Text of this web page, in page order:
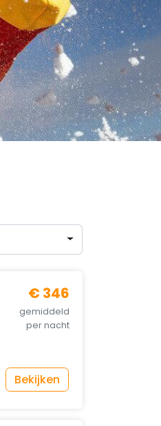
€ 346
gemiddeld
per nacht
Bekijken